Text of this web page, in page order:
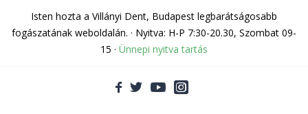
Rólunk
Isten hozta a Villányi Dent, Budapest legbarátságosabb
fogászatának weboldalán. · Nyitva: H-P 7:30-20.30, Szombat 09-
15 · Ünnepi nyitva tartás